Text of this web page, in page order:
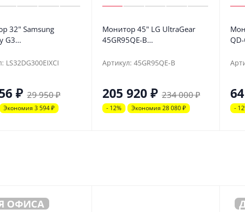
32" Samsung
G3...
LS32DG300EIXCI
₽ 29 950₽
Экономия 3 594₽
Монитор 45" LG UltraGear
45GR95QE-B...
Артикул: 45GR95QE-B
205 920 ₽ 234 000₽
- 12% Экономия 28 080₽ -
ОФИСА